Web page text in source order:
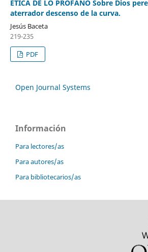
ÉTICA DE LO PROFANO Sobre Dios
aterrador descenso de la curva.
Jesús Baceta
219-235
PDF
Open Journal Systems
Información
Para lectores/as
Para autores/as
Para bibliotecarios/as